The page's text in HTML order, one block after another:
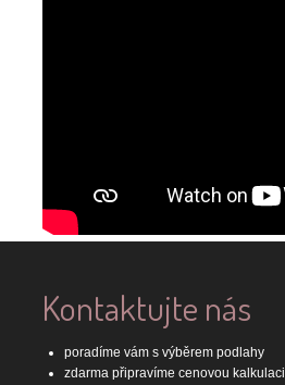
Kontaktujte nás
poradíme vám s výběrem podlahy
zdarma připravíme cenovou kalkulaci